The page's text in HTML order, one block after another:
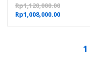
Rp1,120,000.00
Rp1,008,000.00Harga
1